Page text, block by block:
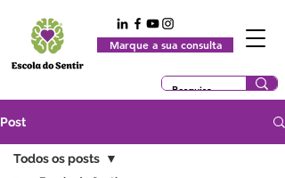
Marque a sua consulta
Post
Todos os posts